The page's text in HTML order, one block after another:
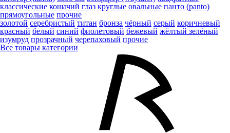
классические кошачий глаз круглые овальные панто (panto)
прямоугольные прочие
золотой серебристый титан бронза чёрный серый коричневый
красный белый синий фиолетовый бежевый жёлтый зелёный
изумруд прозрачный черепаховый прочие
Все товары категории